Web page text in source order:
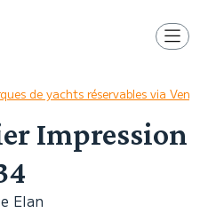
de yachts réservables via
Impression
Elan